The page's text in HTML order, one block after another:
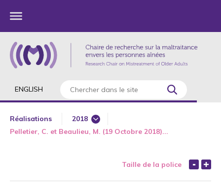
ENGLISH
Réalisations
2018
1985
Pelletier, C. et Beaulieu, M. (19 Octobre 2018)...
Taille de la police